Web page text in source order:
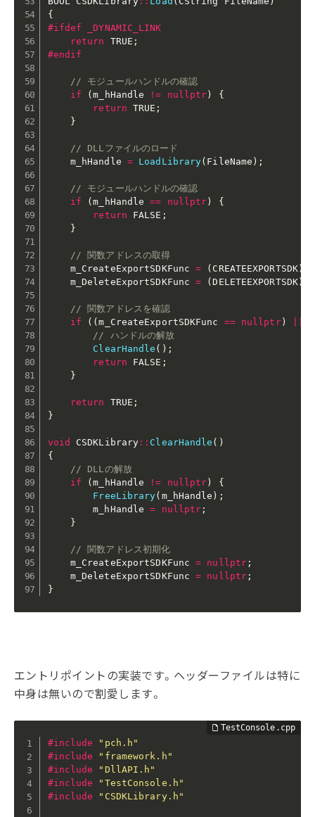
{
#ifdef _DYNAMIC_LINK
return
TRUE ;
#endif
// モジュールハンドルの確認
if
(m_hHandle != nullptr )
{
return TRUE ;
}
// DLLファイルのロード
    m_hHandle
= LoadLibrary( FileName ) ;
// モジュールハンドルの確認
if
(m_hHandle == nullptr )
{
return FALSE ;
}
// 関数アドレスの取得
    m_CreateExportSDKFunc
= ( CREATEEXPORTSDK)
    m_DeleteExportSDKFunc
= (DELETEEXPORTSDK)
// 関数アドレスを確認
if
( (m_CreateExportSDKFunc == nullptr)
// ハンドルの解放
ClearHandle ( ) ;
return FALSE ;
}
return TRUE ;
}
void CSDKLibrary :: ClearHandle ( )
{
// DLLの解放
if
(m_hHandle != nullptr )
{
FreeLibrary( m_hHandle ) ;
        m_hHandle
= nullptr ;
}
// 関数アドレス初期化
    m_CreateExportSDKFunc
= nullptr ;
    m_DeleteExportSDKFunc
= nullptr ;
}
エントリポイントの実装です。ヘッダーファイルは特に
中身は無いので割愛します。
#include
"pch.h"
#include
"framework.h"
#include
"DllAPI.h"
#include
"TestConsole.h"
#include "CSDKLibrary.h"